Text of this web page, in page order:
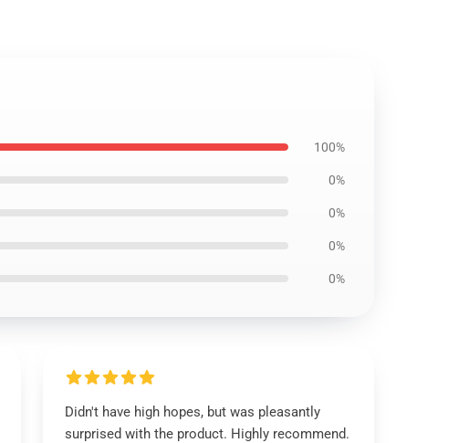
100%
0%
0%
0%
0%
Didn't have high hopes, but was pleasantly
surprised with the product. Highly recommend.